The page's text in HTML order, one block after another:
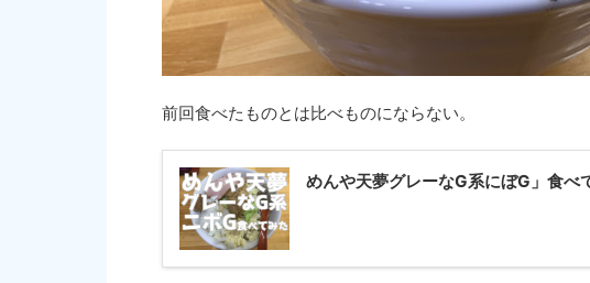
前回食べたものとは比べものにならない。
めんや天夢グレーなG系にぼG」食べ